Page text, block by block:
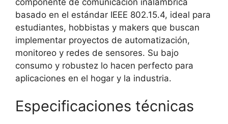
basado en el estándar IEEE 802.15.4, ideal para
estudiantes, hobbistas y makers que buscan
implementar proyectos de automatización,
monitoreo y redes de sensores. Su bajo
consumo y robustez lo hacen perfecto para
aplicaciones en el hogar y la industria.
Especificaciones técnicas